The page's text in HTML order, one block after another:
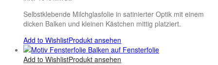
Selbstklebende Milchglasfolie in satinierter Optik mit einem
dicken Balken und kleinen Kästchen mittig platziert.
Add to WishlistProdukt ansehen
Add to WishlistProdukt ansehen